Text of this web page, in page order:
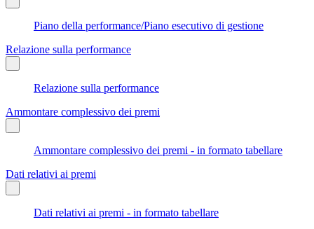
Piano della performance/Piano esecutivo di gestione
Relazione sulla performance
Relazione sulla performance
Ammontare complessivo dei premi
Ammontare complessivo dei premi - in formato tabellare
Dati relativi ai premi
Dati relativi ai premi - in formato tabellare